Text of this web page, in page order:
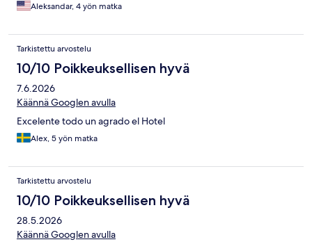
Aleksandar, 4 yön matka
Tarkistettu arvostelu
10/10 Poikkeuksellisen hyvä
7.6.2026
Käännä Googlen avulla
Excelente todo un agrado el Hotel
Alex, 5 yön matka
Tarkistettu arvostelu
10/10 Poikkeuksellisen hyvä
28.5.2026
Käännä Googlen avulla